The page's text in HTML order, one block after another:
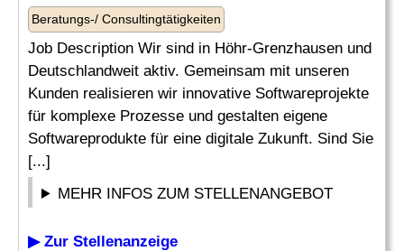
Beratungs-/ Consultingtätigkeiten
Job Description Wir sind in Höhr-Grenzhausen und
Deutschlandweit aktiv. Gemeinsam mit unseren
Kunden realisieren wir innovative Softwareprojekte
für komplexe Prozesse und gestalten eigene
Softwareprodukte für eine digitale Zukunft. Sind Sie
[...]
MEHR INFOS ZUM STELLENANGEBOT
▶ Zur Stellenanzeige